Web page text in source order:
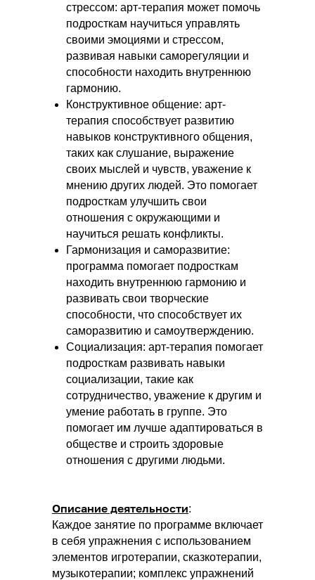
стрессом: арт-терапия может помочь
подросткам научиться управлять
своими эмоциями и стрессом,
развивая навыки саморегуляции и
способности находить внутреннюю
гармонию.
Конструктивное общение: арт-
терапия способствует развитию
навыков конструктивного общения,
таких как слушание, выражение
своих мыслей и чувств, уважение к
мнению других людей. Это помогает
подросткам улучшить свои
отношения с окружающими и
научиться решать конфликты.
Гармонизация и саморазвитие:
программа помогает подросткам
находить внутреннюю гармонию и
развивать свои творческие
способности, что способствует их
саморазвитию и самоутверждению.
Социализация: арт-терапия помогает
подросткам развивать навыки
социализации, такие как
сотрудничество, уважение к другим и
умение работать в группе. Это
помогает им лучше адаптироваться в
обществе и строить здоровые
отношения с другими людьми.
Описание деятельности:
Каждое занятие по программе включает
в себя упражнения с использованием
элементов игротерапии, сказкотерапии,
музыкотерапии; комплекс упражнений